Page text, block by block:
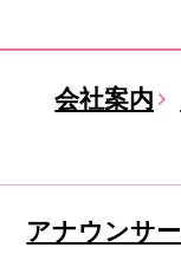
会社案内
アナウンサー